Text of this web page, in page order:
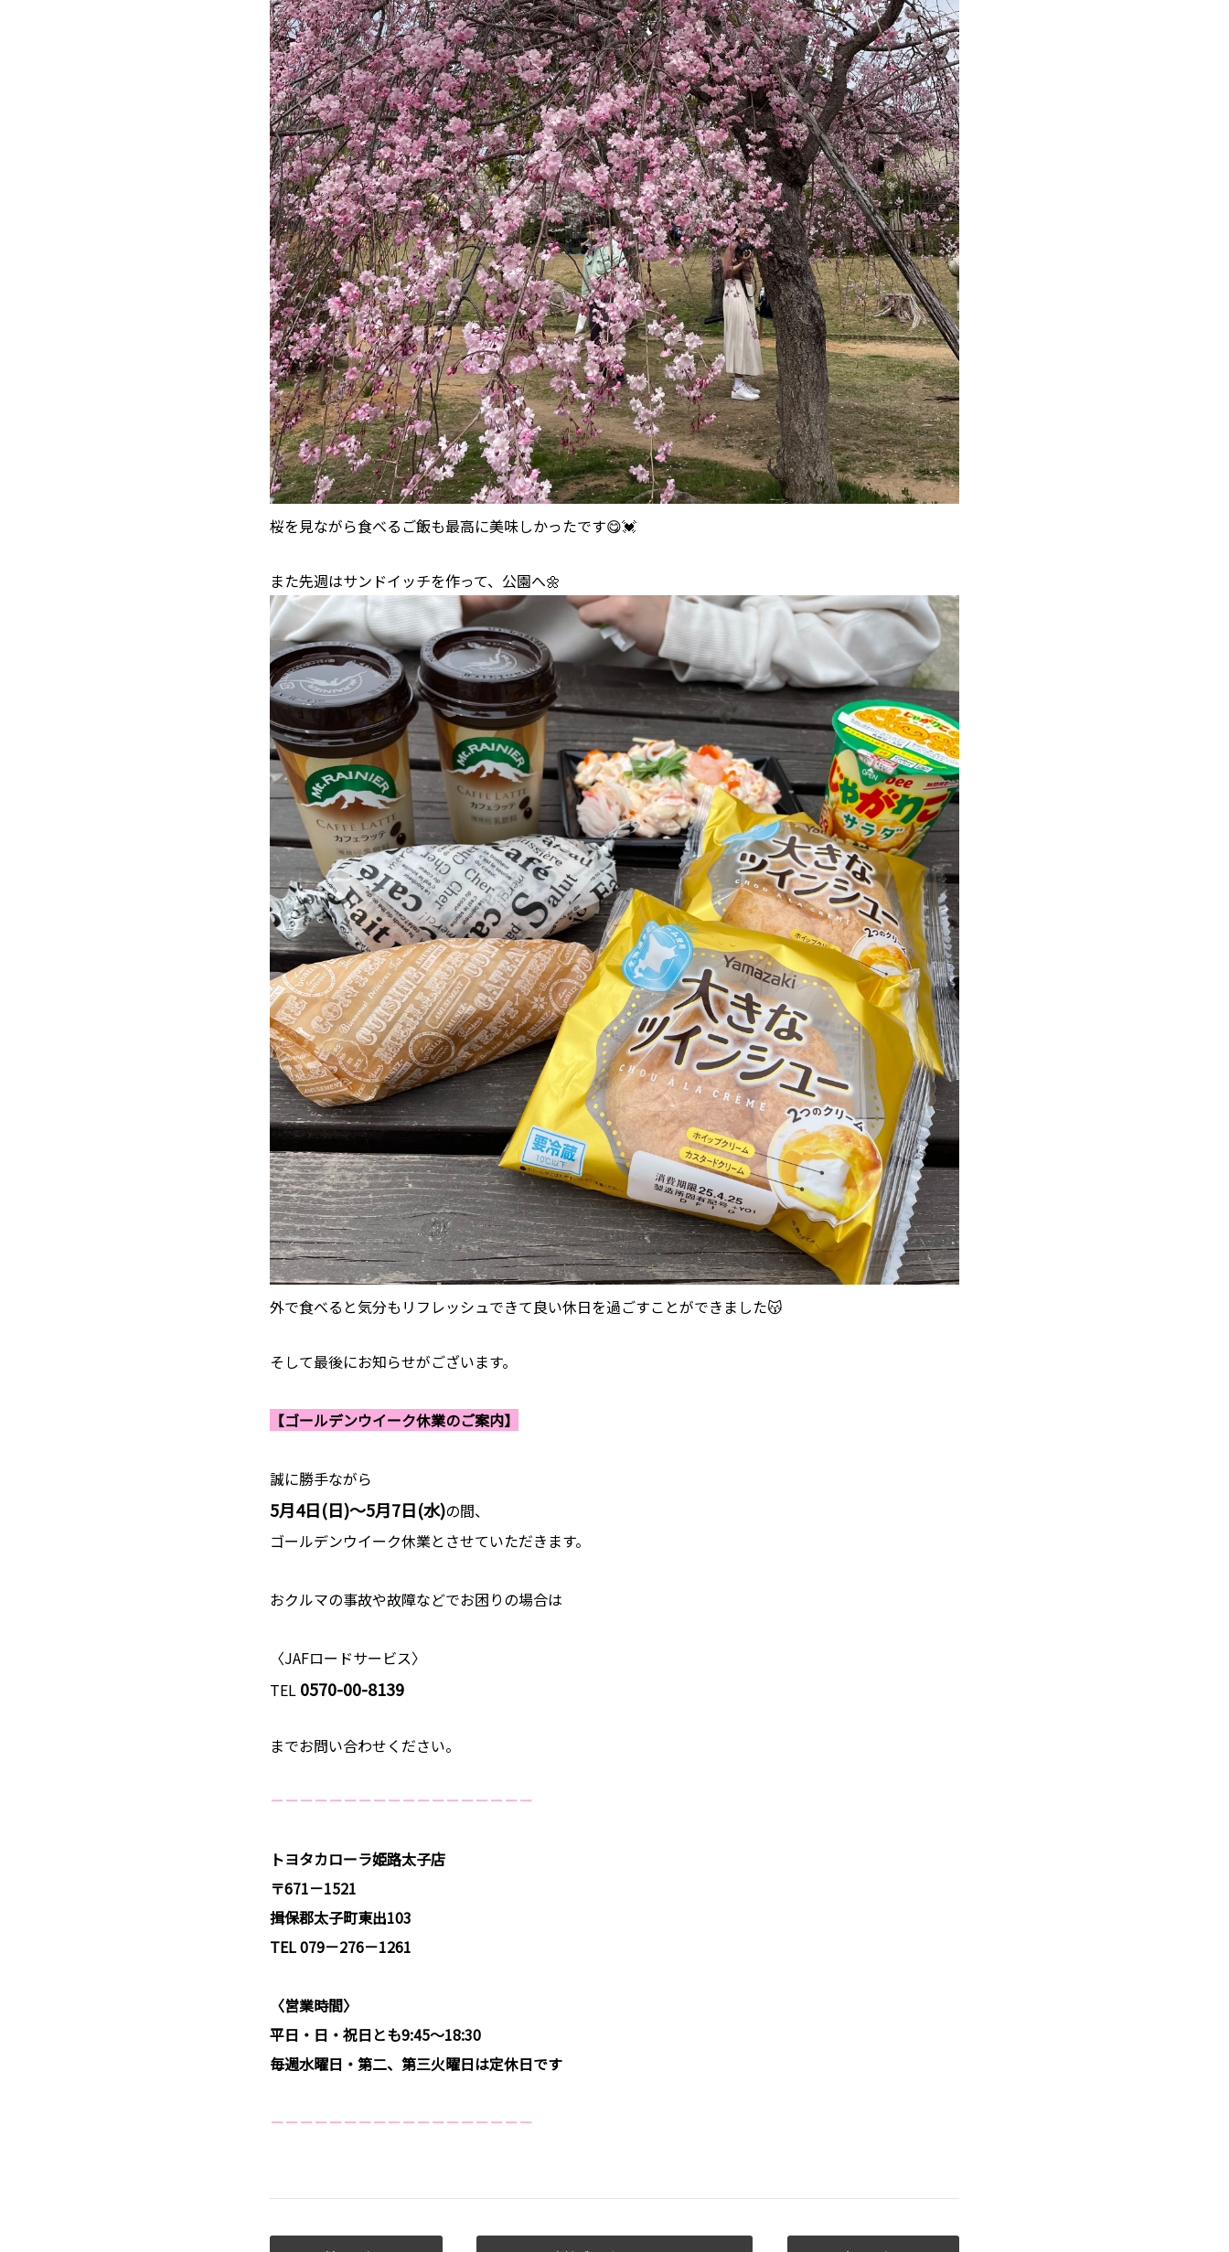
桜を見ながら食べるご飯も最高に美味しかったです😋💓
また先週はサンドイッチを作って、公園へ🌼
外で食べると気分もリフレッシュできて良い休日を過ごすことができました😽
そして最後にお知らせがございます。
【ゴールデンウイーク休業のご案内】
誠に勝手ながら
5月4日(日)～5月7日(水)の間、
ゴールデンウイーク休業とさせていただきます。
おクルマの事故や故障などでお困りの場合は
〈JAFロードサービス〉
TEL 0570-00-8139
までお問い合わせください。
－－－－－－－－－－－－－－－－－－
トヨタカローラ姫路太子店
〒671－1521
揖保郡太子町東出103
TEL 079－276－1261
〈営業時間〉
平日・日・祝日とも9:45～18:30
毎週水曜日・第二、第三火曜日は定休日です
－－－－－－－－－－－－－－－－－－